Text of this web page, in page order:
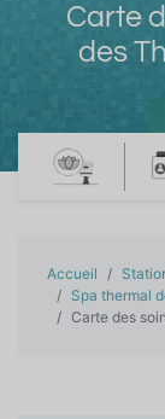
Carte
des
Accueil
Spa thermal
Carte des